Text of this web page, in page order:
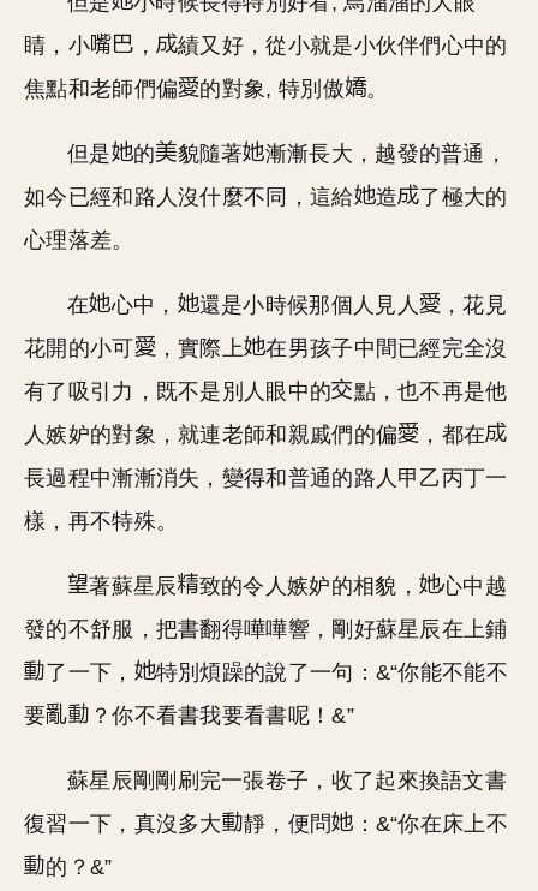
睛，小
，
績又好，從小就是小伙伴們心中的
焦點和老師們偏
的對象, 特別傲 。
但是 的 貌隨著
漸漸長大，越發的普通，
如今已經和路人沒什麼不同，這給
造
了極大的
心理落差。
在 心中， 還是小時候那個人見人
，花見
花開的小可
，實際上
在男孩子中間已經完全沒
有了吸引力，既不是別人眼中的
點，也不再是他
人嫉妒的對象，就連老師和親戚們的偏
，都在
長過程中漸漸消失，變得和普通的路人甲乙丙丁一
樣，再不特殊。
著蘇星辰 致的令人嫉妒的相貌，
心中越
發的不舒服，把書翻得嘩嘩響，剛好蘇星辰在上鋪
了一下，
特別煩躁的說了一句：&“你能不能不
要
？你不看書我要看書呢！&”
蘇星辰剛剛刷完一張卷子，收了起來換語文書
復習一下，真沒多大
靜，便問
：&“你在床上不
的？&”